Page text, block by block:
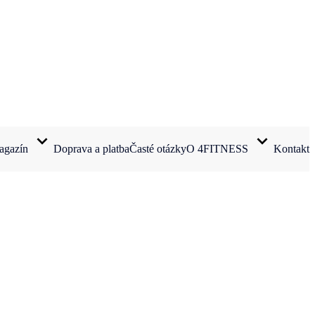
Doprava a platbaČasté otázkyO 4FITNESS Kontakt